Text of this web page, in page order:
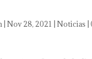
|Nov 28, 2021 |Noticias |